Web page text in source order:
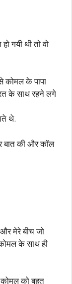
गयी थी तो वो
कोमल के पापा
के साथ रहने लगे
थे.
बात की और कॉल
मेरे बीच जो
के साथ ही
को बहुत